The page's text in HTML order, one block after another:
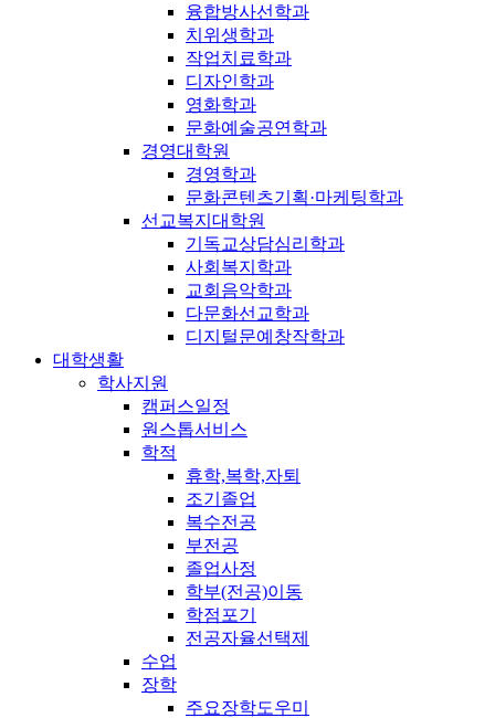
융합방사선학과
치위생학과
작업치료학과
디자인학과
영화학과
문화예술공연학과
경영대학원
경영학과
문화콘텐츠기획·마케팅학과
선교복지대학원
기독교상담심리학과
사회복지학과
교회음악학과
다문화선교학과
디지털문예창작학과
대학생활
학사지원
캠퍼스일정
원스톱서비스
학적
휴학,복학,자퇴
조기졸업
복수전공
부전공
졸업사정
학부(전공)이동
학점포기
전공자율선택제
수업
장학
주요장학도우미